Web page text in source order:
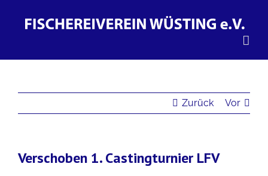
Zurück Vor
Verschoben 1. Castingturnier LFV